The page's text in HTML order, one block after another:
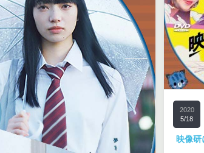
2020
5/18
映像研